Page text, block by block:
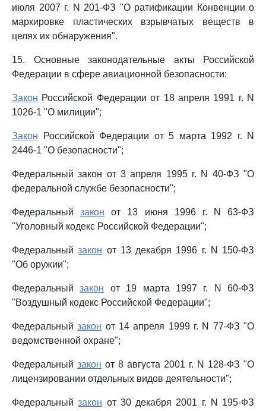
июля 2007 г. N 201-ФЗ "О ратификации Конвенции о
маркировке пластических взрывчатых веществ в
целях их обнаружения".
15. Основные законодательные акты Российской
Федерации в сфере авиационной безопасности:
Закон Российской Федерации от 18 апреля 1991 г. N
1026-1 "О милиции";
Закон Российской Федерации от 5 марта 1992 г. N
2446-1 "О безопасности";
Федеральный закон от 3 апреля 1995 г. N 40-ФЗ "О
федеральной службе безопасности";
Федеральныйзакон от 13 июня 1996 г. N 63-ФЗ
"Уголовный кодекс Российской Федерации";
Федеральныйзакон от 13 декабря 1996 г. N 150-ФЗ
"Об оружии";
Федеральныйзакон от 19 марта 1997 г. N 60-ФЗ
"Воздушный кодекс Российской Федерации";
Федеральныйзакон от 14 апреля 1999 г. N 77-ФЗ "О
ведомственной охране";
Федеральный закон от 8 августа 2001 г. N 128-ФЗ "О
лицензировании отдельных видов деятельности";
Федеральныйзакон от 30 декабря 2001 г. N 195-ФЗ